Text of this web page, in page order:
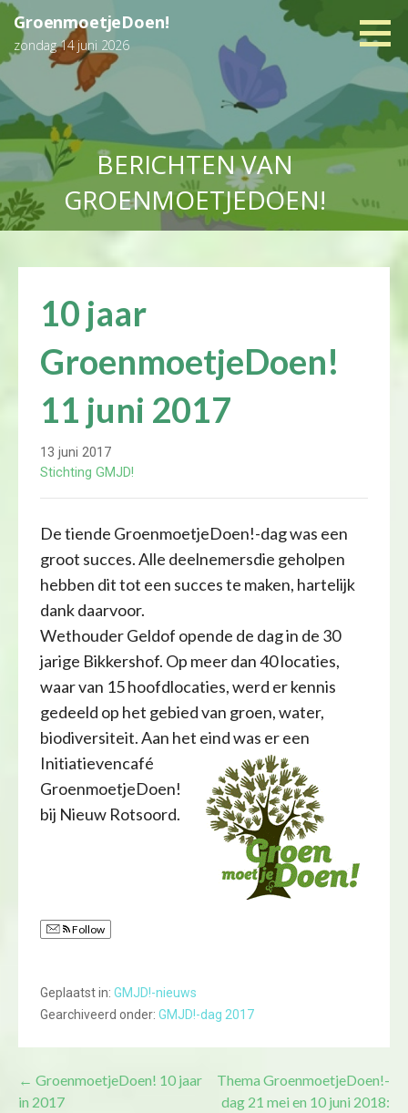
Ga
naar
de
inhoud
GroenmoetjeDoen!
zondag 14 juni 2026
BERICHTEN VAN
GROENMOETJEDOEN!
10 jaar
GroenmoetjeDoen!
11 juni 2017
13 juni 2017
Stichting GMJD!
De tiende GroenmoetjeDoen!-dag was een
groot succes. Alle deelnemersdie geholpen
hebben dit tot een succes te maken, hartelijk
dank daarvoor.
Wethouder Geldof opende de dag in de 30
jarige Bikkershof. Op meer dan 40 locaties,
waar van 15 hoofdlocaties, werd er kennis
gedeeld op het gebied van groen, water,
biodiversiteit. Aan het eind was er een
Initiatievencafé
GroenmoetjeDoen!
bij Nieuw Rotsoord.
Follow
Geplaatst in: GMJD!-nieuws
Gearchiveerd onder: GMJD!-dag 2017
Bericht
← GroenmoetjeDoen! 10 jaar
in 2017
Thema GroenmoetjeDoen!-
dag 21 mei en 10 juni 2018: